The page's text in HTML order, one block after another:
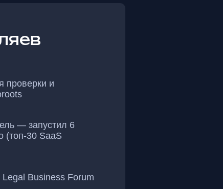
проверки и
— запустил 6
(топ-30 SaaS
Business Forum